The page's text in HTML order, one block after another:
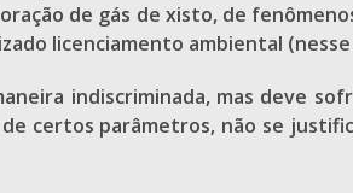
de gás de xisto, de
licenciamento ambiental
indiscriminada, mas deve
certos parâmetros, não se